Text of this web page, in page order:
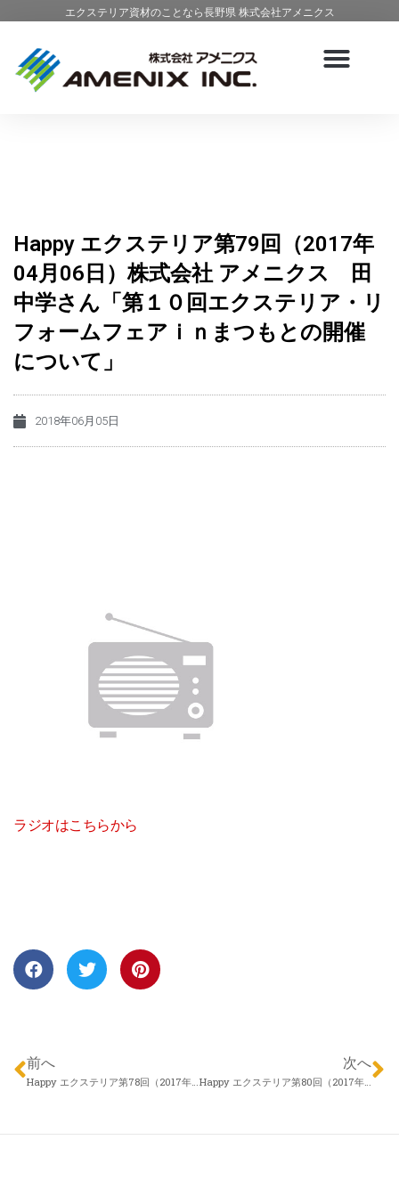
エクステリア資材のことなら長野県 株式会社アメニクス
Happy エクステリア第79回（2017年
04月06日）株式会社 アメニクス 田
中学さん「第１０回エクステリア・リ
フォームフェアｉｎまつもとの開催
について」
2018年06月05日
ラジオはこちらから
前へ
Happy エクステリア第78回（2017年03月30日）アイザックデザイン メリーガーデン 松本尚之さん「庭を考える」
次へ
Happy エクステリア第80回（2017年04月13日）信濃ハウジング フィールドプラン 塩川潤史さん「春のエクステリア・リガーデンについて」